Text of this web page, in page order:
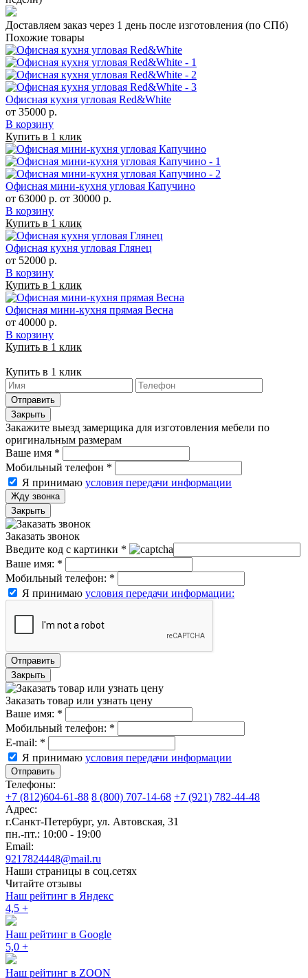
Доставляем заказ через 1 день после изготовления (по СПб)
Похожие товары
Офисная кухня угловая Red&White
от 35000 р.
В корзину
Купить в 1 клик
Офисная мини-кухня угловая Капучино
от 63000 р. от 30000 р.
В корзину
Купить в 1 клик
Офисная кухня угловая Глянец
от 52000 р.
В корзину
Купить в 1 клик
Офисная мини-кухня прямая Весна
от 40000 р.
В корзину
Купить в 1 клик
Купить в 1 клик
Отправить
Закрыть
Закажите выезд замерщика для изготовления мебели по
оригинальным размерам
Ваше имя *
Мобильный телефон *
Я принимаю условия передачи информации
Жду звонка
Закрыть
Заказать звонок
Введите код с картинки *
Ваше имя: *
Мобильный телефон: *
Я принимаю условия передачи информации:
Отправить
Закрыть
Заказать товар или узнать цену
Ваше имя: *
Мобильный телефон: *
E-mail: *
Я принимаю условия передачи информации
Отправить
Телефоны:
+7 (812)604-61-88 8 (800) 707-14-68 +7 (921) 782-44-48
Адрес:
г.Санкт-Петербург, ул. Автовская, 31
пн.-пт.: 10:00 - 19:00
Email:
9217824448@mail.ru
Наши страницы в соц.сетях
Читайте отзывы
Наш рейтинг в Яндекс
4,5 +
Наш рейтинг в Google
5,0 +
Наш рейтинг в ZOON